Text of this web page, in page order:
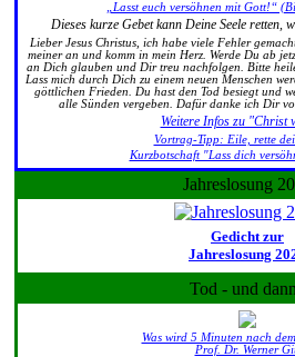
„Lasst euch versöhnen mit Gott!“
Dieses kurze Gebet kann Deine Seele retten,
Lieber Jesus Christus, ich habe viele Fehler
meiner an und komm in mein Herz. Werde Du ab
an Dich glauben und Dir treu nachfolgen. Bitte
Lass mich durch Dich zu einem neuen Menschen
göttlichen Frieden. Du hast den Tod besiegt und
alle Sünden vergeben. Dafür danke ich Dir
Weitere Infos zu "Christ
Vortrag-Tipp: Eile, rette
Kurzbotschaft "Lass dich
Jahreslosung
Gedicht zur
Jahreslosung
Tod - und
Was wird 5 Minuten nach
Prof. Dr. Werner